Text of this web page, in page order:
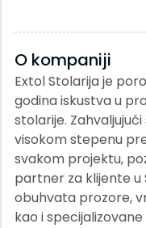
O kompaniji
Extol Stolarija je
godina iskustva u
stolarije.
visokom stepenu
svakom projektu,
partner za klijente u
obuhvata prozore,
kao i